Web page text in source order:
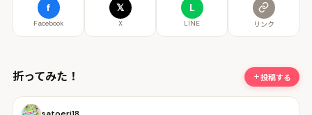
f
Facebook
𝕏
X
L
LINE リンク
折ってみた！ 投稿する